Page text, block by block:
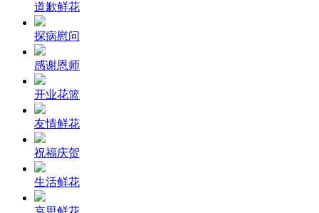
道歉鲜花
探病慰问
感谢恩师
开业花篮
友情鲜花
祝福庆贺
生活鲜花